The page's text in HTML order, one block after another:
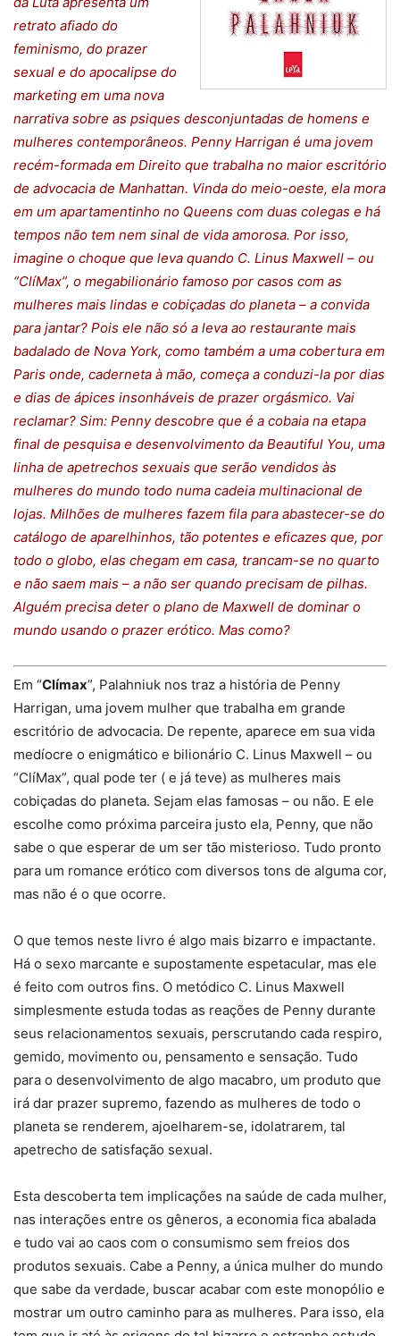
retrato afiado do
feminismo, do prazer
sexual e do apocalipse do
marketing em uma nova
narrativa sobre as psiques desconjuntadas de homens e
mulheres contemporâneos. Penny Harrigan é uma jovem
recém-formada em Direito que trabalha no maior escritório
de advocacia de Manhattan. Vinda do meio-oeste, ela mora
em um apartamentinho no Queens com duas colegas e há
tempos não tem nem sinal de vida amorosa. Por isso,
imagine o choque que leva quando C. Linus Maxwell – ou
“ClíMax”, o megabilionário famoso por casos com as
mulheres mais lindas e cobiçadas do planeta – a convida
para jantar? Pois ele não só a leva ao restaurante mais
badalado de Nova York, como também a uma cobertura em
Paris onde, caderneta à mão, começa a conduzi-la por dias
e dias de ápices insonháveis de prazer orgásmico. Vai
reclamar? Sim: Penny descobre que é a cobaia na etapa
final de pesquisa e desenvolvimento da Beautiful You, uma
linha de apetrechos sexuais que serão vendidos às
mulheres do mundo todo numa cadeia multinacional de
lojas. Milhões de mulheres fazem fila para abastecer-se do
catálogo de aparelhinhos, tão potentes e eficazes que, por
todo o globo, elas chegam em casa, trancam-se no quarto
e não saem mais – a não ser quando precisam de pilhas.
Alguém precisa deter o plano de Maxwell de dominar o
mundo usando o prazer erótico. Mas como?
Em “Clímax”, Palahniuk nos traz a história de Penny
Harrigan, uma jovem mulher que trabalha em grande
escritório de advocacia. De repente, aparece em sua vida
medíocre o enigmático e bilionário C. Linus Maxwell – ou
“ClíMax”, qual pode ter ( e já teve) as mulheres mais
cobiçadas do planeta. Sejam elas famosas – ou não. E ele
escolhe como próxima parceira justo ela, Penny, que não
sabe o que esperar de um ser tão misterioso. Tudo pronto
para um romance erótico com diversos tons de alguma cor,
mas não é o que ocorre.
O que temos neste livro é algo mais bizarro e impactante.
Há o sexo marcante e supostamente espetacular, mas ele
é feito com outros fins. O metódico C. Linus Maxwell
simplesmente estuda todas as reações de Penny durante
seus relacionamentos sexuais, perscrutando cada respiro,
gemido, movimento ou, pensamento e sensação. Tudo
para o desenvolvimento de algo macabro, um produto que
irá dar prazer supremo, fazendo as mulheres de todo o
planeta se renderem, ajoelharem-se, idolatrarem, tal
apetrecho de satisfação sexual.
Esta descoberta tem implicações na saúde de cada mulher,
nas interações entre os gêneros, a economia fica abalada
e tudo vai ao caos com o consumismo sem freios dos
produtos sexuais. Cabe a Penny, a única mulher do mundo
que sabe da verdade, buscar acabar com este monopólio e
mostrar um outro caminho para as mulheres. Para isso, ela